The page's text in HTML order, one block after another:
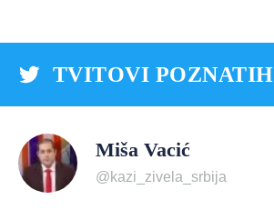
TVITOVI POZNATIH
Miša Vacić
@kazi_zivela_srbija